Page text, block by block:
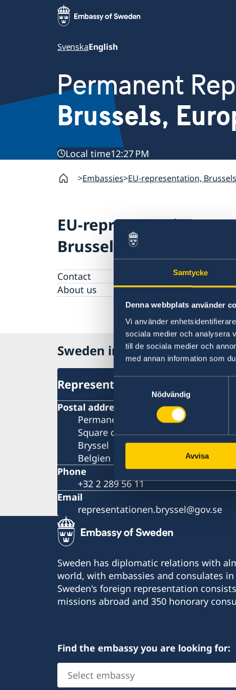
Samtycke
Denna webbplats använder
Vi använder
sociala medier och analysera
till de sociala medier och
med annan information som
Samtyckesval
Nödvändig
Avvisa
SvenskaEnglish
Permanent
Brussels,
Local time12:27 PM
Embassies EU-representation, Brussels
EU-representation,
Brussels
Contact
About us
Sweden in the European
Representation
Postal address
Permanent Representation of
Square de Meeûs 30, 1000 Bryssel
Bryssel
Belgien
Phone
+32 2 289 56 11
Email
representationen.bryssel@gov.se
Sweden has diplomatic relations with
world, with embassies and consulates
Sweden's foreign representation
missions abroad and 350 honorary
Find the embassy you are looking for:
Select
embassy